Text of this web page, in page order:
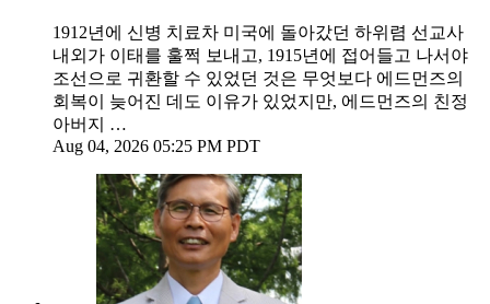
1912년에 신병 치료차 미국에 돌아갔던 하위렴 선교사
내외가 이태를 훌쩍 보내고, 1915년에 접어들고 나서야
조선으로 귀환할 수 있었던 것은 무엇보다 에드먼즈의
회복이 늦어진 데도 이유가 있었지만, 에드먼즈의 친정
아버지 …
Aug 04, 2026 05:25 PM PDT